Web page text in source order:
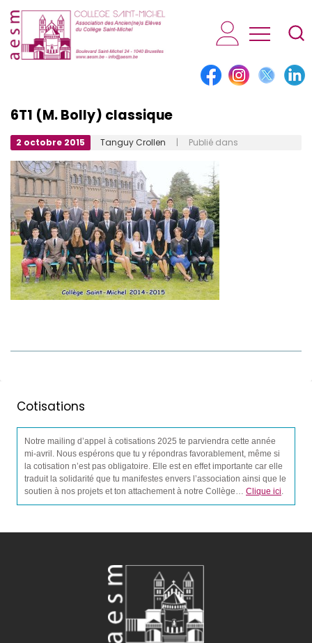
AESM...
6T1 (M. Bolly) classique
2 octobre 2015 Tanguy Crollen | Publié dans
Cotisations
Notre mailing d’appel à cotisations 2025 te parviendra cette année
mi-avril. Nous espérons que tu y répondras favorablement, même si
la cotisation n’est pas obligatoire. Elle est en effet importante car elle
traduit la solidarité que tu manifestes envers l’association ainsi que le
soutien à nos projets et ton attachement à notre Collège… Clique ici.